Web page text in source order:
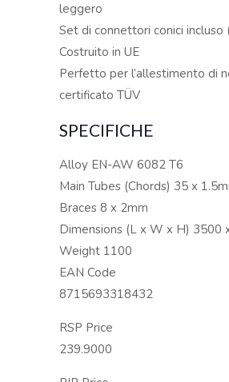
leggero
Set di connettori conici incluso
Costruito in UE
Perfetto per l’allestimento di
certificato TÜV
SPECIFICHE
Alloy EN-AW 6082 T6
Main Tubes (Chords) 35 x
Braces 8 x 2mm
Dimensions (L x W x H) 3500
Weight 1100
EAN Code
8715693318432
RSP Price
239.9000